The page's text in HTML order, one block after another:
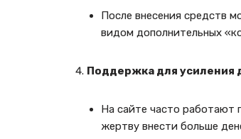
После внесения средств
видом дополнительных
Поддержка для усиления
На сайте часто
жертву внести больше